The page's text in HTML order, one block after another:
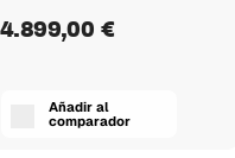
4.899,00 €
Añadir al
comparador